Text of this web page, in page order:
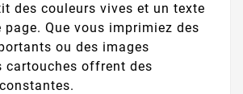
des couleurs vives et un texte
page. Que vous imprimiez des
ou des images
cartouches offrent des